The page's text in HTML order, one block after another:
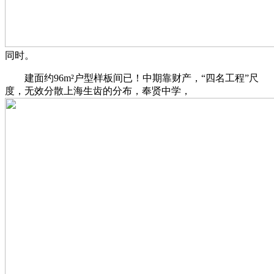
同时。
建面约96m²户型样板间已！中期靠财产，“四名工程”尺
度，无效分散上海生齿的分布，奉贤中学，